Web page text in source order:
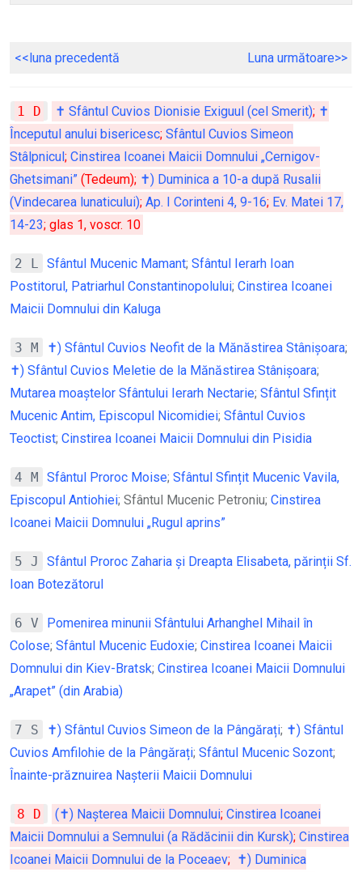
<<luna precedentă Luna următoare>>
1 D ✝ Sfântul Cuvios Dionisie Exiguul (cel Smerit); ✝
Începutul anului bisericesc; Sfântul Cuvios Simeon
Stâlpnicul; Cinstirea Icoanei Maicii Domnului „Cernigov-
Ghetsimani” (Tedeum); ✝) Duminica a 10-a după Rusalii
(Vindecarea lunaticului); Ap. I Corinteni 4, 9-16; Ev. Matei 17,
14-23; glas 1, voscr. 10
2 L Sfântul Mucenic Mamant; Sfântul Ierarh Ioan
Postitorul, Patriarhul Constantinopolului; Cinstirea Icoanei
Maicii Domnului din Kaluga
3 M ✝) Sfântul Cuvios Neofit de la Mănăstirea Stânișoara;
✝) Sfântul Cuvios Meletie de la Mănăstirea Stânișoara;
Mutarea moaștelor Sfântului Ierarh Nectarie; Sfântul Sfințit
Mucenic Antim, Episcopul Nicomidiei; Sfântul Cuvios
Teoctist; Cinstirea Icoanei Maicii Domnului din Pisidia
4 M Sfântul Proroc Moise; Sfântul Sfințit Mucenic Vavila,
Episcopul Antiohiei; Sfântul Mucenic Petroniu; Cinstirea
Icoanei Maicii Domnului „Rugul aprins”
5 J
Sfântul Proroc Zaharia și Dreapta Elisabeta, părinții Sf.
Ioan Botezătorul
6 V
Pomenirea minunii Sfântului Arhanghel Mihail în
Colose; Sfântul Mucenic Eudoxie; Cinstirea Icoanei Maicii
Domnului din Kiev-Bratsk; Cinstirea Icoanei Maicii Domnului
„Arapet” (din Arabia)
7 S ✝) Sfântul Cuvios Simeon de la Pângărați; ✝) Sfântul
Cuvios Amfilohie de la Pângărați; Sfântul Mucenic Sozont;
Înainte-prăznuirea Naşterii Maicii Domnului
8 D (✝) Nașterea Maicii Domnului; Cinstirea Icoanei
Maicii Domnului a Semnului (a Rădăcinii din Kursk); Cinstirea
Icoanei Maicii Domnului de la Poceaev; ✝) Duminica